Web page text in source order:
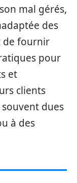
mal gérés,
des
de fournir
pour
et
clients
dues
à des